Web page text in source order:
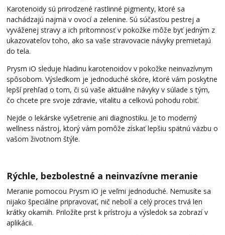
Karotenoidy sú prirodzené rastlinné pigmenty, ktoré sa
nachádzajú najmä v ovocí a zelenine. Sú súčasťou pestrej a
vyváženej stravy a ich prítomnosť v pokožke môže byť jedným z
ukazovateľov toho, ako sa vaše stravovacie návyky premietajú
do tela.
Prysm iO sleduje hladinu karotenoidov v pokožke neinvazívnym
spôsobom. Výsledkom je jednoduché skóre, ktoré vám poskytne
lepší prehľad o tom, či sú vaše aktuálne návyky v súlade s tým,
čo chcete pre svoje zdravie, vitalitu a celkovú pohodu robiť.
Nejde o lekárske vyšetrenie ani diagnostiku. Je to moderný
wellness nástroj, ktorý vám pomôže získať lepšiu spätnú väzbu o
vašom životnom štýle.
Rýchle, bezbolestné a neinvazívne meranie
Meranie pomocou Prysm iO je veľmi jednoduché. Nemusíte sa
nijako špeciálne pripravovať, nič nebolí a celý proces trvá len
krátky okamih. Priložíte prst k prístroju a výsledok sa zobrazí v
aplikácii.